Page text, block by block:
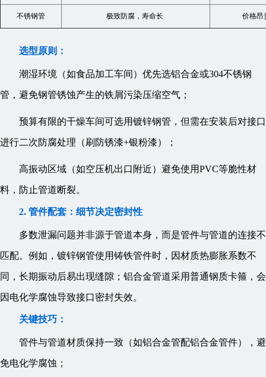
不锈钢管 极致防腐，寿命长 价格
选型原则：
潮湿环境（如食品加工车间）优先选铝合金或304不锈钢
管，避免钢管锈蚀产生的铁屑污染压缩空气；
预算有限的干燥车间可选用镀锌钢管，但需在安装后对接口
进行二次防腐处理（刷防锈漆+银粉漆）；
高振动区域（如空压机出口附近）避免使用PVC等脆性材
料，防止管道断裂。
2. 管件配套：细节决定密封性
多数泄漏问题并非源于管道本身，而是管件与管道的连接不
匹配。例如，镀锌钢管使用铸铁管件时，因材质热膨胀系数不
同，长期振动后易出现缝隙；铝合金管道采用普通钢质卡箍，会
因电化学腐蚀导致接口密封失效。
关键技巧：
管件与管道材质保持一致（如铝合金管配铝合金管件），避
免电化学腐蚀；